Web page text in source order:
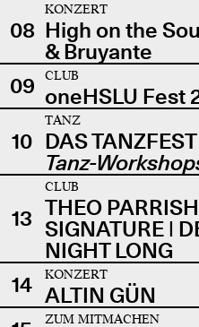
08
KONZERT
High on the
& Bruyante
09
CLUB
oneHSLU Fest
10
TANZ
DAS
Tanz-
13
CLUB
THEO
SIGNATURE |
NIGHT LONG
14
KONZERT
ALTIN GÜN
ZUM MITMACHEN